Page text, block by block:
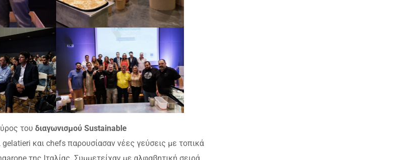
του διαγωνισμού Sustainable
και chefs παρουσίασαν νέες γεύσεις με τοπικά